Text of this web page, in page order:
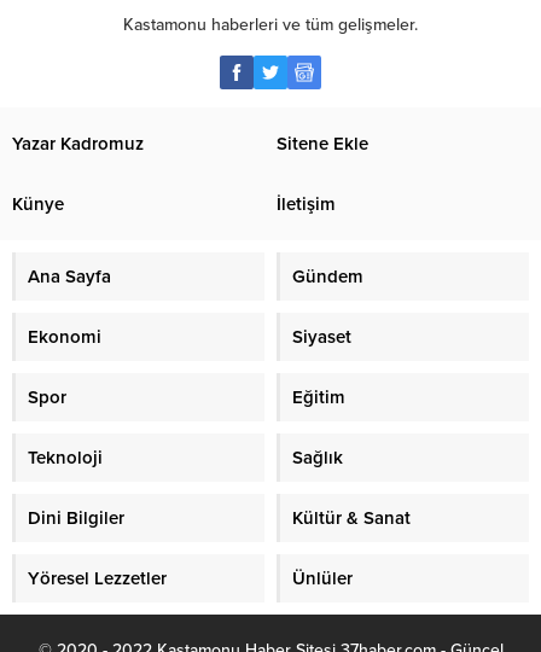
Kastamonu haberleri ve tüm gelişmeler.
Yazar Kadromuz Sitene Ekle
Künye İletişim
Ana Sayfa Gündem
Ekonomi Siyaset
Spor Eğitim
Teknoloji Sağlık
Dini Bilgiler Kültür & Sanat
Yöresel Lezzetler Ünlüler